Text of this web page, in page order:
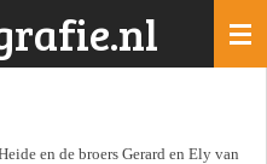
en de broers Gerard en Ely van